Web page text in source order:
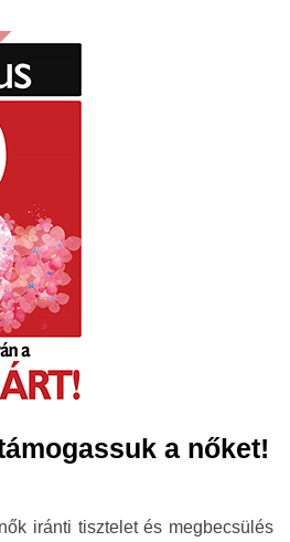
a nőket!
iránti tisztelet és megbecsülés